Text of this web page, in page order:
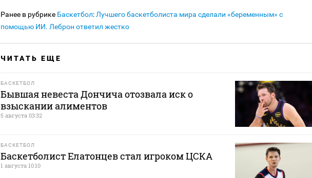
Ранее в рубрике Баскетбол:Лучшего баскетболиста мира сделали «беременным» с
помощью ИИ. Леброн ответил жестко
ЧИТАТЬ ЕЩЕ
БАСКЕТБОЛ
Бывшая невеста Дончича отозвала иск о
взыскании алиментов
5 августа 03:32
БАСКЕТБОЛ
Баскетболист Елатонцев стал игроком ЦСКА
1 августа 10:10